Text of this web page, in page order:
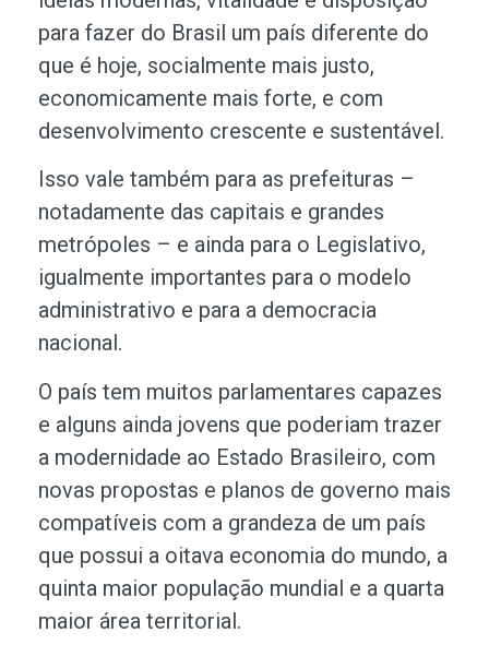
para fazer do Brasil um país diferente do
que é hoje, socialmente mais justo,
economicamente mais forte, e com
desenvolvimento crescente e sustentável.
Isso vale também para as prefeituras –
notadamente das capitais e grandes
metrópoles – e ainda para o Legislativo,
igualmente importantes para o modelo
administrativo e para a democracia
nacional.
O país tem muitos parlamentares capazes
e alguns ainda jovens que poderiam trazer
a modernidade ao Estado Brasileiro, com
novas propostas e planos de governo mais
compatíveis com a grandeza de um país
que possui a oitava economia do mundo, a
quinta maior população mundial e a quarta
maior área territorial.